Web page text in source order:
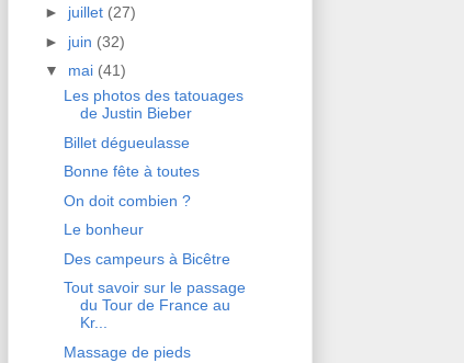
► juillet (27)
► juin (32)
▼ mai (41)
Les photos des tatouages
de Justin Bieber
Billet dégueulasse
Bonne fête à toutes
On doit combien ?
Le bonheur
Des campeurs à Bicêtre
Tout savoir sur le passage
du Tour de France au
Kr...
Massage de pieds